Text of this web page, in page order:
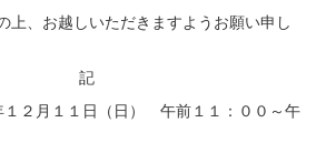
上、お越しいただきますようお願い申し
記
２月１１日（日） 午前１１：００～午